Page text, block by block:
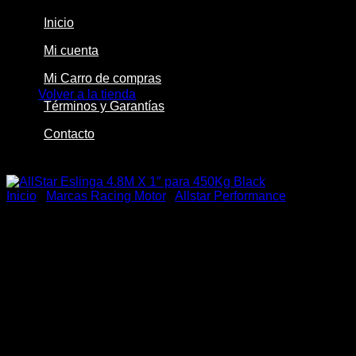
Volver a la tienda
Inicio
Mi cuenta
Mi Carro de compras
Términos y Garantías
Contacto
Inicio Marcas Racing Motor Allstar Performance